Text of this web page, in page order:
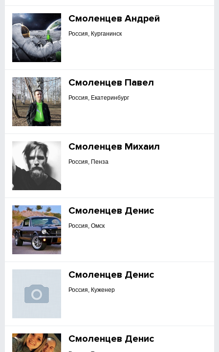
Смоленцев Андрей
Россия, Курганинск
Смоленцев Павел
Россия, Екатеринбург
Смоленцев Михаил
Россия, Пенза
Смоленцев Денис
Россия, Омск
Смоленцев Денис
Россия, Куженер
Смоленцев Денис